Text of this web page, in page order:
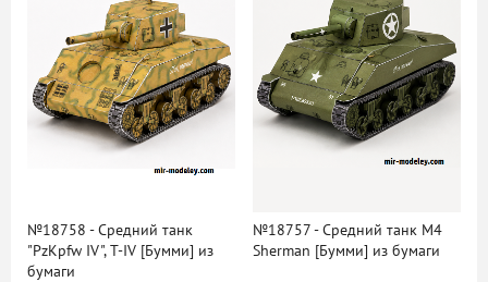
№18758 - Средний танк
"PzKpfw IV", T-IV [Бумми] из
бумаги
№18757 - Средний танк M4
Sherman [Бумми] из бумаги